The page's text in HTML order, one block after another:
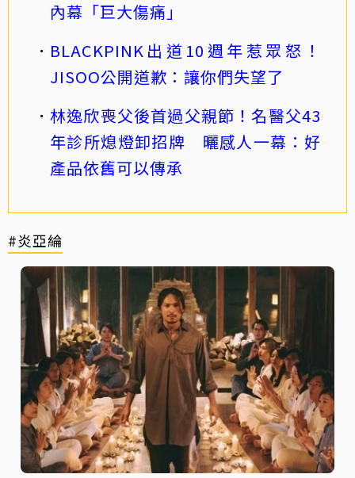
內幕「巨大傷痛」
BLACKPINK出道10週年惹眾怒！
JISOO公開道歉：讓你們失望了
林逸欣喪父後首過父親節！名醫父43
年診所熄燈卸招牌 曬感人一幕：好
產品依舊可以傳承
#炎亞綸